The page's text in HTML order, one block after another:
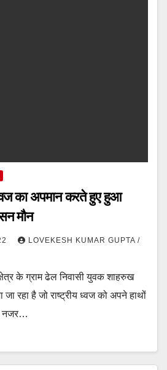
का अपमान करते हुए हुआ
मौन
LOVEKESH KUMAR GUPTA /
के ग्राम ढेल निवासी युवक शाहरुख
जा रहा है जो राष्ट्रीय ध्वज को अपने हाथों
नजर…